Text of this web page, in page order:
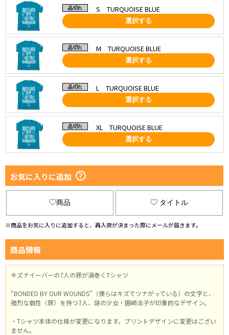
S TURQUOISE BLUE
選択する
M TURQUOISE BLUE
選択する
L TURQUOISE BLUE
選択する
XL TURQUOISE BLUE
選択する
お気に入りに追加
商品 タイトル
※商品をお気に入りに追加すると、再入荷が決まった際にメールが届きます。
商品情報
キズナイーバーの7人の罪が渦巻くTシャツ
“BONDED BY OUR WOUNDS”（僕らはキズでツナがっている）の文字と、
強烈な個性（罪）を持つ7人、謎の少女・園崎法子が印象的なデザイン。
・Tシャツ本体の仕様が変更になります。プリントデザインに変更はござい
ません。